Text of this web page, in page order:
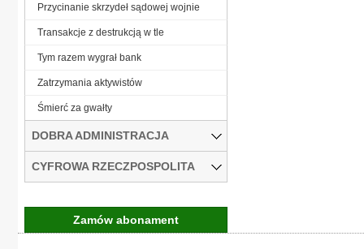
Przycinanie skrzydeł sądowej wojnie
Transakcje z destrukcją w tle
Tym razem wygrał bank
Zatrzymania aktywistów
Śmierć za gwałty
DOBRA ADMINISTRACJA
CYFROWA RZECZPOSPOLITA
Zamów abonament